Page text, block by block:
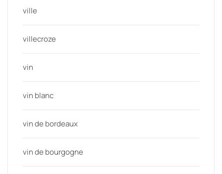
ville
villecroze
vin
vin blanc
vin de bordeaux
vin de bourgogne